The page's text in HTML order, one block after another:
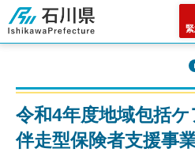
石川県
令和4年度地域包括
伴走型保険者支援事